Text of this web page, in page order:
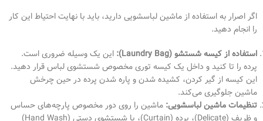
اگر اصرار به استفاده از ماشین لباسشویی دارید، باید با نهایت احتیاط این کار
را انجام دهید.
استفاده از کیسه شستشو (Laundry Bag):
این یک وسیله ضروری است.
پرده را تا کنید و داخل یک کیسه توری مخصوص شستشوی لباس قرار دهید.
این کیسه از گیر کردن، کشیده شدن و پاره شدن پرده در حین چرخش
ماشین جلوگیری می‌کند.
تنظیمات ماشین لباسشویی: ماشین را روی دور مخصوص پارچه‌های حساس
و ظریف (Delicate)، پرده (Curtain)، یا شستشوی دستی (Hand Wash)